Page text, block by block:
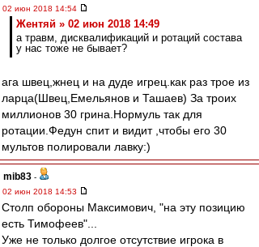
02 июн 2018 14:54
Жентяй » 02 июн 2018 14:49
а травм, дисквалификаций и ротаций состава
у нас тоже не бывает?
ага швец,жнец и на дуде игрец.как раз трое из
ларца(Швец,Емельянов и Ташаев) За троих
миллионов 30 грина.Нормуль так для
ротации.Федун спит и видит ,чтобы его 30
мультов полировали лавку:)
mib83 -
02 июн 2018 14:53
Столп обороны Максимович, "на эту позицию
есть Тимофеев"...
Уже не только долгое отсутствие игрока в